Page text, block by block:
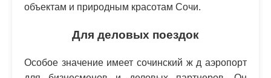
объектам и природным красотам Сочи.
Для деловых поездок
Особое значение имеет сочинский ж д аэропорт